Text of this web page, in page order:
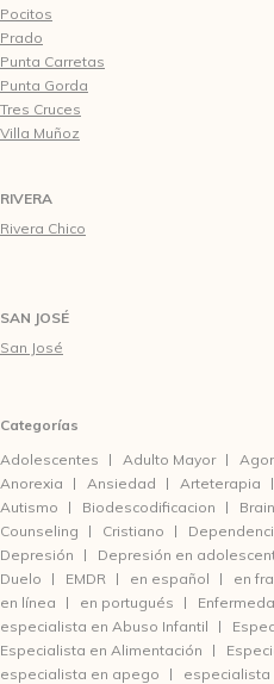
Pocitos
Prado
Punta Carretas
Punta Gorda
Tres Cruces
Villa Muñoz
RIVERA
Rivera Chico
SAN JOSÉ
San José
Categorías
Adolescentes
Adulto Mayor
Anorexia
Ansiedad Arteterapia
Autismo
Biodescodificacion
Counseling
Cristiano
Depresión
Depresión en
Duelo
EMDR en español en
en línea
en portugués
especialista en Abuso Infantil
Especialista en Alimentación
especialista en apego